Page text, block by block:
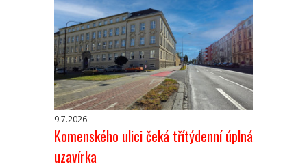
9.7.2026
Komenského ulici čeká třítýdenní úplná
uzavírka